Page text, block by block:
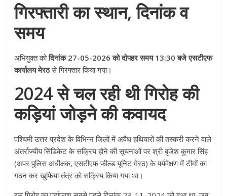
गिरफ्तारी का स्थान, दिनांक व
समय
अभियुक्त कोदिनांक 27-05-2026 को दोपहर समय 13:30 बजे एसटीएफ
कार्यालय मेरठसे गिरफ्तार किया गया।
2024 से चल रही थी गिरोह की
कड़ियां जोड़ने की कवायद
पश्चिमी उत्तर प्रदेश के विभिन्न जिलों में अवैध हथियारों की तस्करी करने वाले
अंतर्राज्यीय सिंडिकेट के सक्रिय होने की सूचनाओं पर श्री बृजेश कुमार सिंह
(अपर पुलिस अधीक्षक, एसटीएफ फील्ड यूनिट मेरठ) के पर्यवेक्षण में टीमों का
गठन कर खुफिया तंत्र को सक्रिय किया गया था।